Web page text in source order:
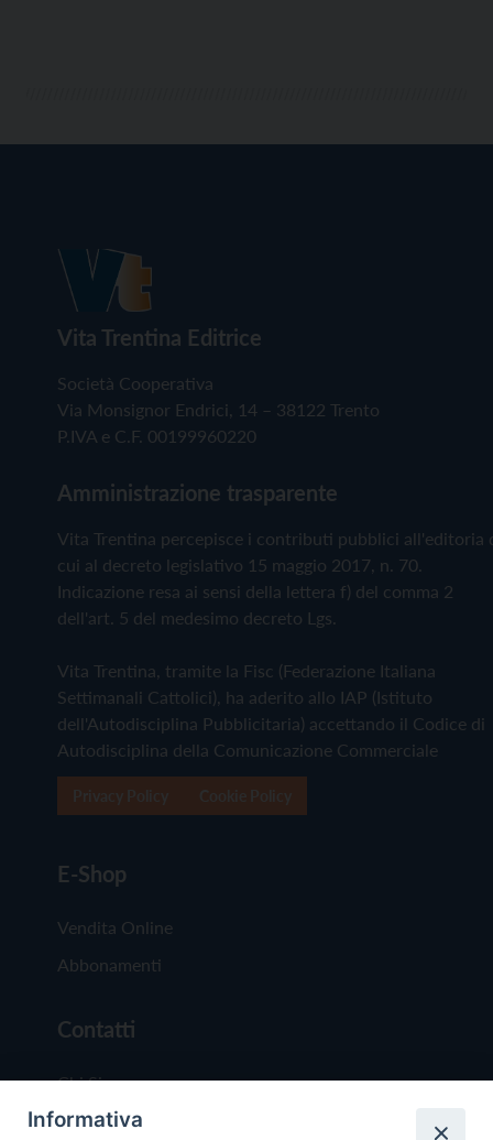
Vita Trentina Editrice
Società Cooperativa
Via Monsignor Endrici, 14 – 38122 Trento
P.IVA e C.F. 00199960220
Amministrazione trasparente
Vita Trentina percepisce i contributi pubblici all'editoria
cui al decreto legislativo 15 maggio 2017, n. 70.
Indicazione resa ai sensi della lettera f) del comma 2
dell'art. 5 del medesimo decreto Lgs.
Vita Trentina, tramite la Fisc (Federazione Italiana
Settimanali Cattolici), ha aderito allo IAP (Istituto
dell'Autodisciplina Pubblicitaria) accettando il Codice di
Autodisciplina della Comunicazione Commerciale
E-Shop
Vendita Online
Abbonamenti
Contatti
Chi Siamo
Redazione
Informativa